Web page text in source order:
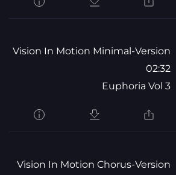
Vision In Motion Minimal-Version
02:32
Euphoria Vol 3
Vision In Motion Chorus-Version